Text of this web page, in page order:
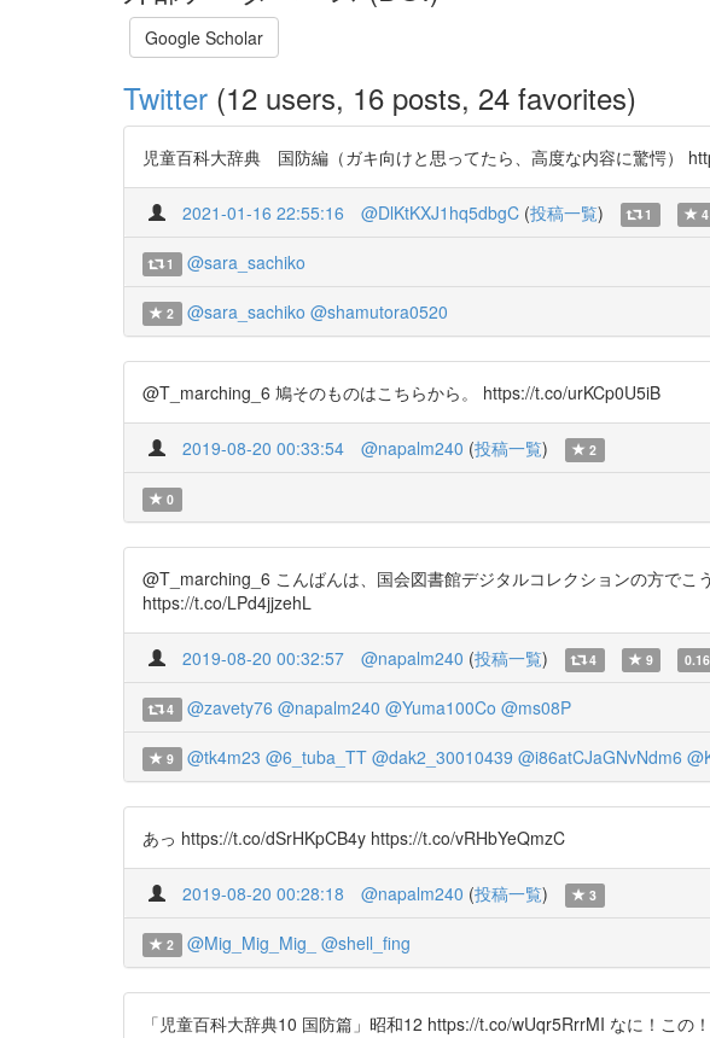
Google Scholar
Twitter (12 users, 16 posts, 24 favorites)
児童百科大辞典 国防編（ガキ向けと思ってたら、高度な内容に驚愕）
2021-01-16 22:55:16 @DlKtKXJ1hq5dbgC (投稿一覧) 1 4
1 @sara_sachiko
2 @sara_sachiko @shamutora0520
@T_marching_6 鳩そのものはこちらから。 https://t.co/urKCp0U5iB
2019-08-20 00:33:54 @napalm240 (投稿一覧) 2
0
@T_marching_6 こんばんは、国会図書館デジタルコレクションの方で
https://t.co/LPd4jjzehL
2019-08-20 00:32:57 @napalm240 (投稿一覧) 4 9
4 @zavety76 @napalm240 @Yuma100Co @ms08P
9 @tk4m23 @6_tuba_TT @dak2_30010439 @i86atCJaGNvNdm6
あっ https://t.co/dSrHKpCB4y https://t.co/vRHbYeQmzC
2019-08-20 00:28:18 @napalm240 (投稿一覧) 3
2 @Mig_Mig_Mig_ @shell_fing
「児童百科大辞典10 国防篇」昭和12 https://t.co/wUqr5RrrMI なに！こ